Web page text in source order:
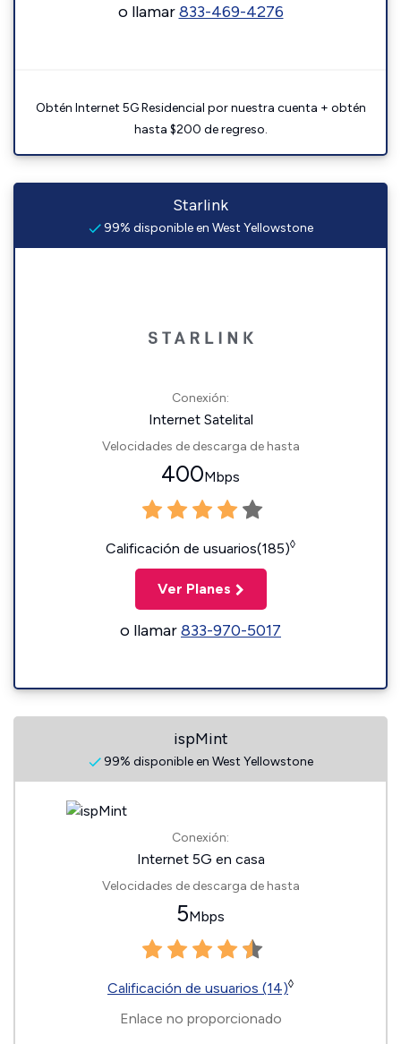
o llamar833-469-4276
Obtén Internet 5G Residencial por nuestra cuenta + obtén
hasta $200 de regreso.
Starlink
99% disponible en West Yellowstone
Conexión:
Internet Satelital
Velocidades de descarga de hasta
400Mbps
Calificación de usuarios(185)◊
Ver Planes
o llamar833-970-5017
ispMint
99% disponible en West Yellowstone
Conexión:
Internet 5G en casa
Velocidades de descarga de hasta
5Mbps
Calificación de usuarios (14)◊
Enlace no proporcionado